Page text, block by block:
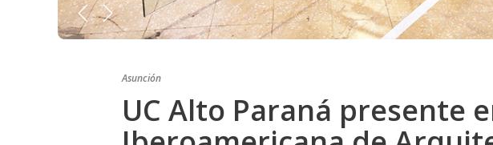
Asunción
UC Alto Paraná presente